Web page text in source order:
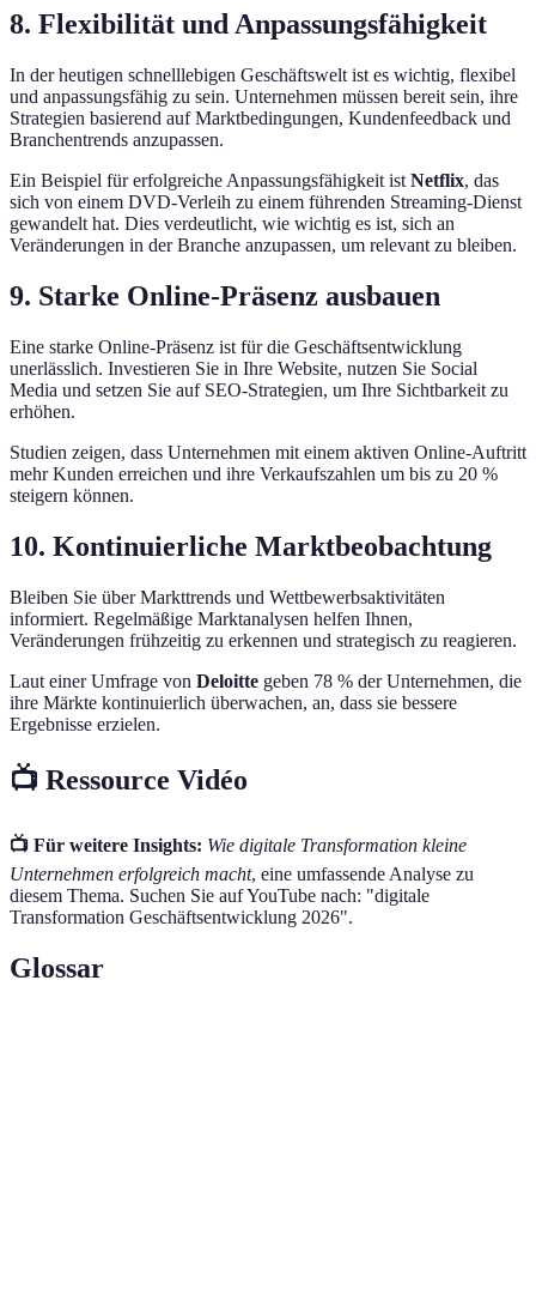
8. Flexibilität und Anpassungsfähigkeit
In der heutigen schnelllebigen Geschäftswelt ist es wichtig, flexibel
und anpassungsfähig zu sein. Unternehmen müssen bereit sein, ihre
Strategien basierend auf Marktbedingungen, Kundenfeedback und
Branchentrends anzupassen.
Ein Beispiel für erfolgreiche Anpassungsfähigkeit ist Netflix, das
sich von einem DVD-Verleih zu einem führenden Streaming-Dienst
gewandelt hat. Dies verdeutlicht, wie wichtig es ist, sich an
Veränderungen in der Branche anzupassen, um relevant zu bleiben.
9. Starke Online-Präsenz ausbauen
Eine starke Online-Präsenz ist für die Geschäftsentwicklung
unerlässlich. Investieren Sie in Ihre Website, nutzen Sie Social
Media und setzen Sie auf SEO-Strategien, um Ihre Sichtbarkeit zu
erhöhen.
Studien zeigen, dass Unternehmen mit einem aktiven Online-Auftritt
mehr Kunden erreichen und ihre Verkaufszahlen um bis zu 20 %
steigern können.
10. Kontinuierliche Marktbeobachtung
Bleiben Sie über Markttrends und Wettbewerbsaktivitäten
informiert. Regelmäßige Marktanalysen helfen Ihnen,
Veränderungen frühzeitig zu erkennen und strategisch zu reagieren.
Laut einer Umfrage von Deloitte geben 78 % der Unternehmen, die
ihre Märkte kontinuierlich überwachen, an, dass sie bessere
Ergebnisse erzielen.
📺 Ressource Vidéo
📺 Für weitere Insights: Wie digitale Transformation kleine
Unternehmen erfolgreich macht, eine umfassende Analyse zu
diesem Thema. Suchen Sie auf YouTube nach: "digitale
Transformation Geschäftsentwicklung 2026".
Glossar